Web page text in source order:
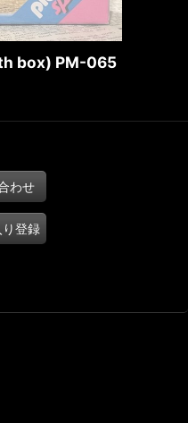
box) PM-065
わせ
登録